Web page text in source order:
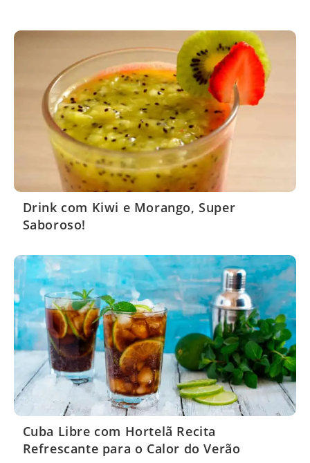
Drink com Kiwi e Morango, Super
Saboroso!
Cuba Libre com Hortelã Recita
Refrescante para o Calor do Verão